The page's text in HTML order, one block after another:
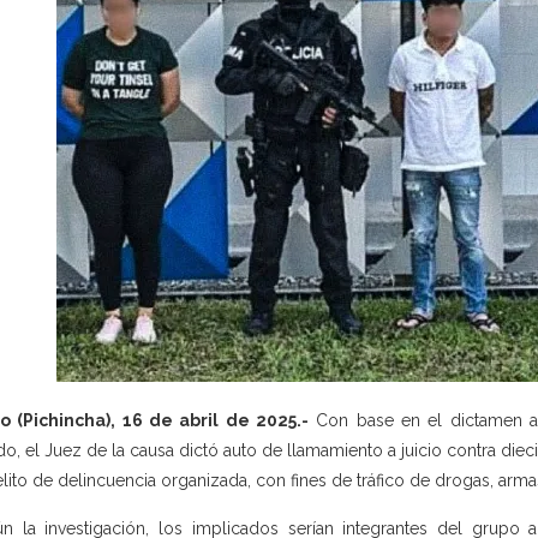
(Pichincha), 16 de abril de 2025.- Con base en el dictamen
el Juez de la causa dictó auto de llamamiento a juicio contra
de delincuencia organizada, con fines de tráfico de drogas,
la investigación, los implicados serían integrantes del grupo